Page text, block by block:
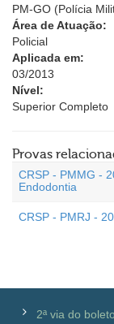
PM-GO (Polícia
Área de Atuação:
Policial
Aplicada em:
03/2013
Nível:
Superior Completo
Provas
CRSP - PMMG -
Endodontia
CRSP - PMRJ -
2ª via do boleto